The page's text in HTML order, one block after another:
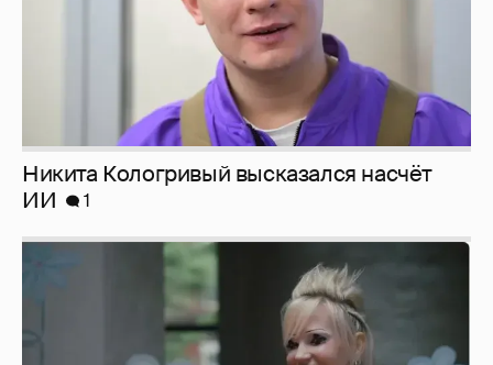
Певица Глюкоза рассказала о съёмках для
эротического журнала
3